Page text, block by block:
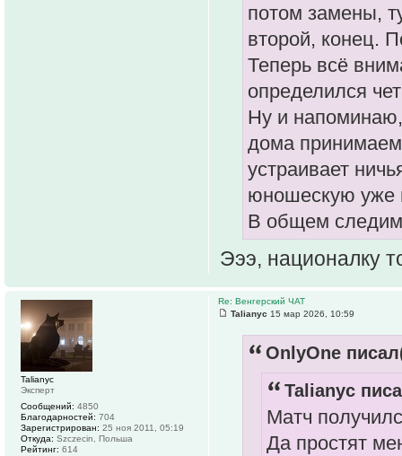
потом замены,
второй, конец.
Теперь всё
определился
Ну и
дома
устраивает
юношескую уже
В общем
Эээ, националку
Re: Венгерский ЧАТ
Talianyc 15 мар 2026, 10:59
OnlyOne
Talianyc
Матч
Да простят
Talianyc
Эксперт
Сообщений: 4850
Благодарностей: 704
Зарегистрирован: 25 ноя 2011, 05:19
Откуда: Szczecin, Польша
Рейтинг: 614